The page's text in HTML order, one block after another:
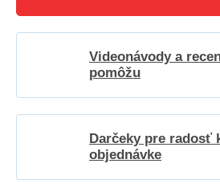
Videonávody a
pomôžu
Darčeky pre radosť
objednávke